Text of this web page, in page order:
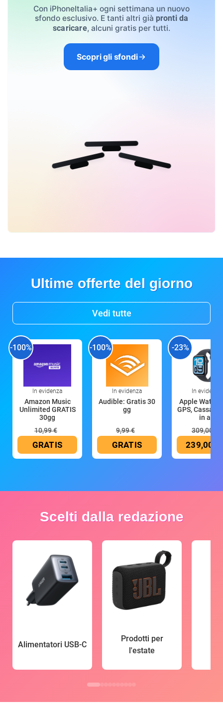
Con iPhoneItalia+ ogni settimana un nuovo
sfondo esclusivo. E tanti altri già pronti da
scaricare, alcuni gratis per tutti.
Scopri gli sfondi
Ultime offerte del giorno
Vedi tutte
-100%
In evidenza
Amazon Music
Unlimited GRATIS
30gg
10,99 €
GRATIS
-100%
In evidenza
Audible: Gratis 30
gg
9,99 €
GRATIS
-23%
In evidenza
Apple Watch
GPS, Cassa
in all
309,00 €
239,00 €
Scelti dalla redazione
Alimentatori USB-C
Prodotti per
l'estate